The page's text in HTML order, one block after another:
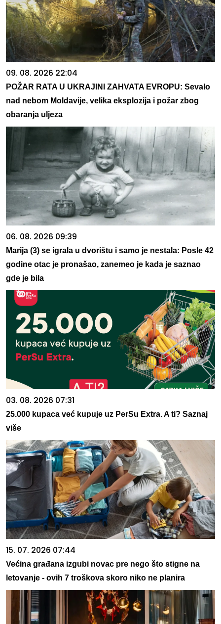
09. 08. 2026 22:04
POŽAR RATA U UKRAJINI ZAHVATA EVROPU: Sevalo
nad nebom Moldavije, velika eksplozija i požar zbog
obaranja uljeza
06. 08. 2026 09:39
Marija (3) se igrala u dvorištu i samo je nestala: Posle 42
godine otac je pronašao, zanemeo je kada je saznao
gde je bila
03. 08. 2026 07:31
25.000 kupaca već kupuje uz PerSu Extra. A ti? Saznaj
više
15. 07. 2026 07:44
Većina građana izgubi novac pre nego što stigne na
letovanje - ovih 7 troškova skoro niko ne planira